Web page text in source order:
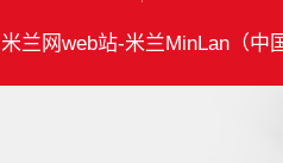
米兰网web站-米兰MinLan（中